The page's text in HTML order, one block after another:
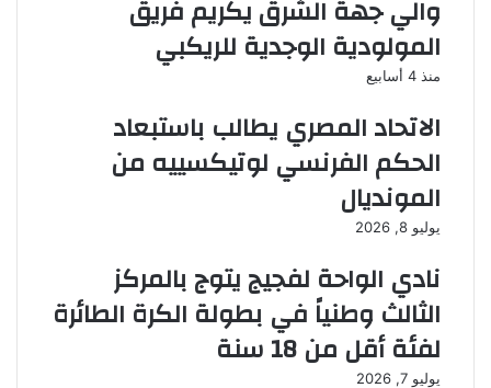
والي جهة الشرق يكريم فريق
المولودية الوجدية للريكبي
منذ 4 أسابيع
الاتحاد المصري يطالب باستبعاد
الحكم الفرنسي لوتيكسييه من
المونديال
يوليو 8, 2026
نادي الواحة لفجيج يتوج بالمركز
الثالث وطنياً في بطولة الكرة الطائرة
لفئة أقل من 18 سنة
يوليو 7, 2026